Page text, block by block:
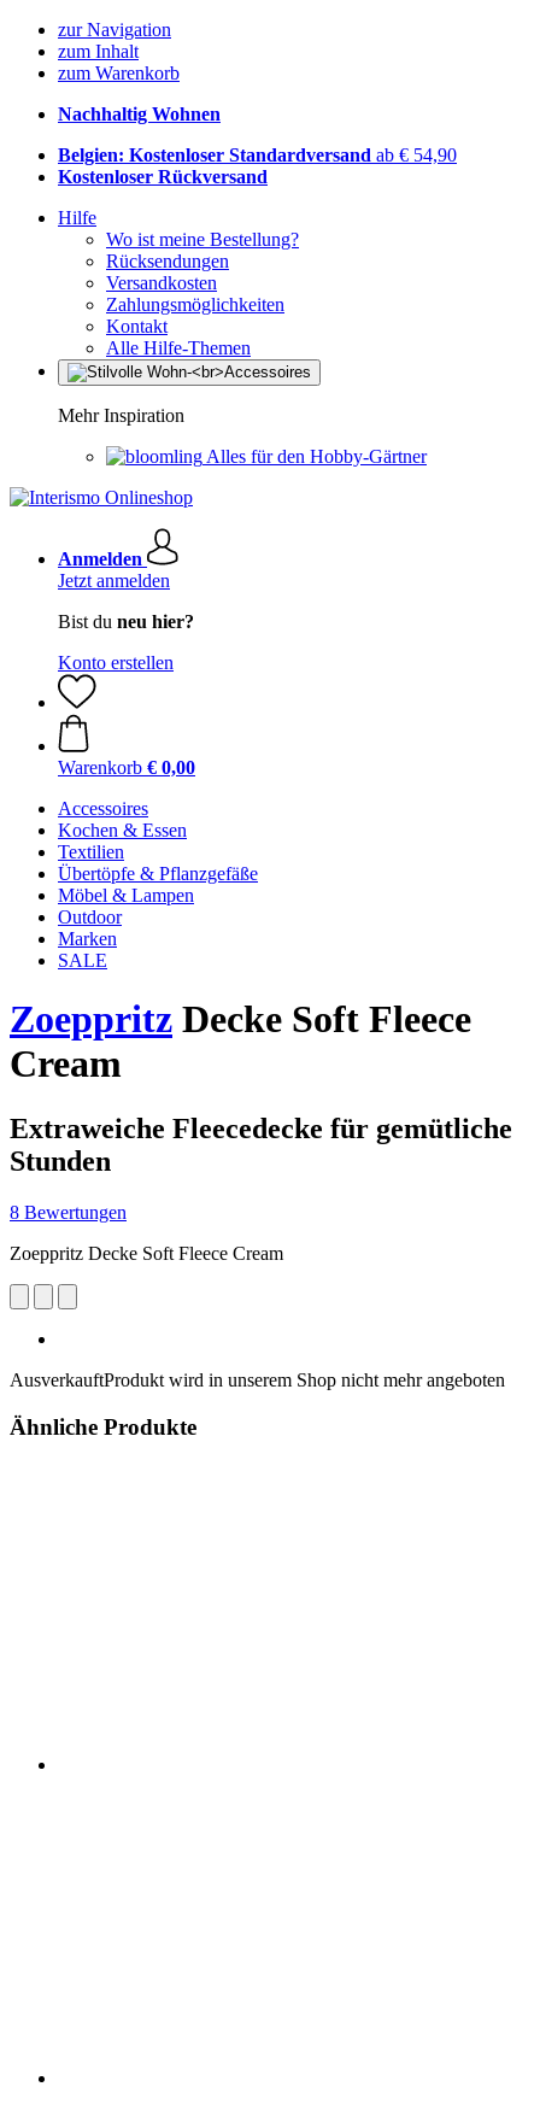
zur Navigation
zum Inhalt
zum Warenkorb
Nachhaltig Wohnen
Belgien: Kostenloser Standardversand ab € 54,90
Kostenloser Rückversand
Hilfe
Wo ist meine Bestellung?
Rücksendungen
Versandkosten
Zahlungsmöglichkeiten
Kontakt
Alle Hilfe-Themen
Mehr Inspiration
Alles für den Hobby-Gärtner
Anmelden
Jetzt anmelden
Bist du neu hier?
Konto erstellen
Warenkorb € 0,00
Accessoires
Kochen & Essen
Textilien
Übertöpfe & Pflanzgefäße
Möbel & Lampen
Outdoor
Marken
SALE
Zoeppritz Decke Soft Fleece
Cream
Extraweiche Fleecedecke für gemütliche
Stunden
8 Bewertungen
Zoeppritz Decke Soft Fleece Cream
AusverkauftProdukt wird in unserem Shop nicht mehr angeboten
Ähnliche Produkte